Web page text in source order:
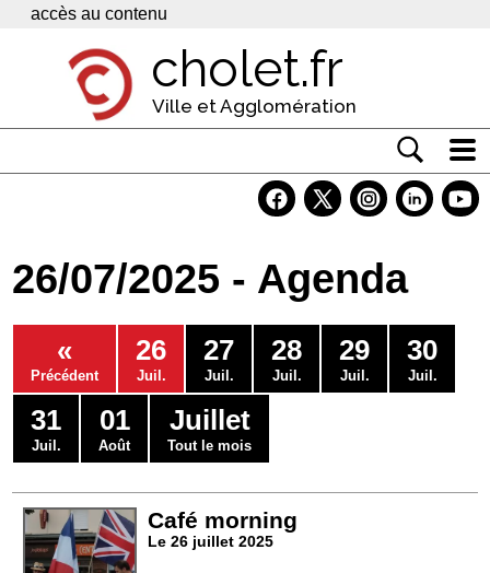
Panneau de gestion des cookies
accès au contenu
cholet.fr
Ville et Agglomération
Economie
Services
Contacts
26/07/2025 - Agenda
«
Précédent
26
Juil.
27
Juil.
28
Juil.
29
Juil.
30
Juil.
31
Juil.
01
Août
Juillet
Tout le mois
Café morning
Le 26 juillet 2025